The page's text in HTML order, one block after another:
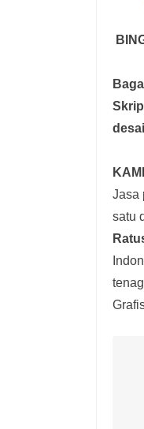
Jasa
satu